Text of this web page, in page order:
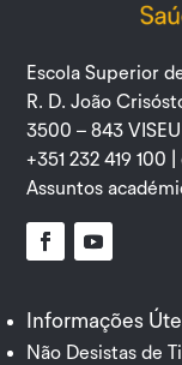
Escola Superior
R. D. João
3500 – 843
+351 232 419 100 |
Assuntos
Informações
Não Desistas de Ti